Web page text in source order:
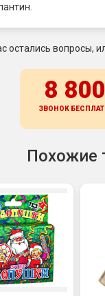
остались вопросы,
8
ЗВОНОК
Похожие